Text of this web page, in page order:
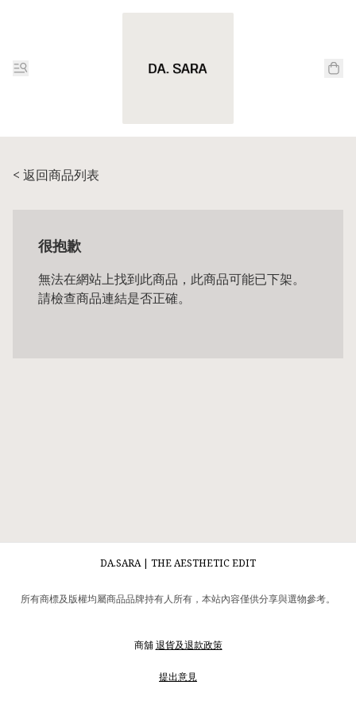
< 返回商品列表
很抱歉
無法在網站上找到此商品，此商品可能已下架。
請檢查商品連結是否正確。
DA.SARA | THE AESTHETIC EDIT
所有商標及版權均屬商品品牌持有人所有，本站內容僅供分享與選物參考。
商舖退貨及退款政策
提出意見